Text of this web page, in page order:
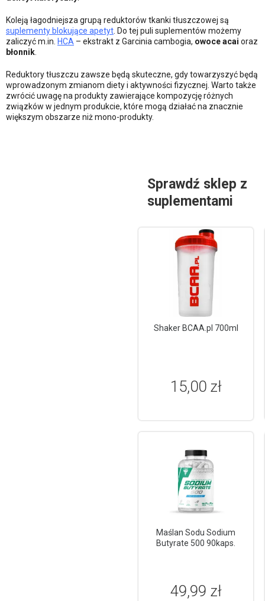
Koleją łagodniejsza grupą reduktorów tkanki tłuszczowej są
suplementy blokujące apetyt. Do tej puli suplementów możemy
zaliczyć m.in. HCA – ekstrakt z Garcinia cambogia, owoce acai oraz
błonnik.
Reduktory tłuszczu zawsze będą skuteczne, gdy towarzyszyć będą
wprowadzonym zmianom diety i aktywności fizycznej. Warto także
zwrócić uwagę na produkty zawierające kompozycję różnych
związków w jednym produkcie, które mogą działać na znacznie
większym obszarze niż mono-produkty.
Sprawdź sklep z
suplementami
Shaker BCAA.pl 700ml
15,00 zł
Maślan Sodu Sodium
Butyrate 500 90kaps.
49,99 zł